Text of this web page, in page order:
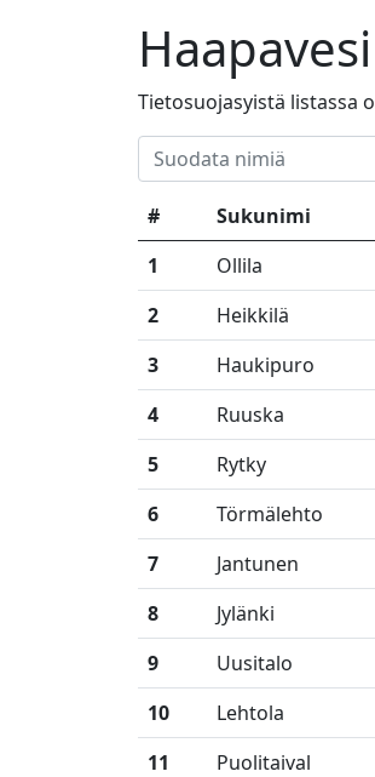
Tietosuojasyistä listassa
# Sukunimi
1
Ollila
2
Heikkilä
3
Haukipuro
4
Ruuska
5
Rytky
6
Törmälehto
7
Jantunen
8
Jylänki
9
Uusitalo
10
Lehtola
11
Puolitaival